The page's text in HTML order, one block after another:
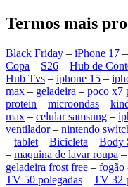
Termos mais
Black Friday – iPhone 17 –
Copa – S26 – Hub de
Hub Tvs – iphone 15 –
max – geladeira – poco x7
protein – microondas –
max – celular samsung –
ventilador– nintendo
– tablet – Bicicleta – Body
– maquina de lavar roupa –
geladeira frost free – fogão
TV 50 polegadas – TV 32